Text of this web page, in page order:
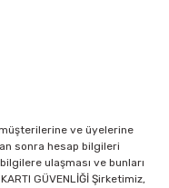
müşterilerine ve üyelerine
sonra hesap bilgileri
ulaşması ve bunları
GÜVENLİĞİ Şirketimiz,